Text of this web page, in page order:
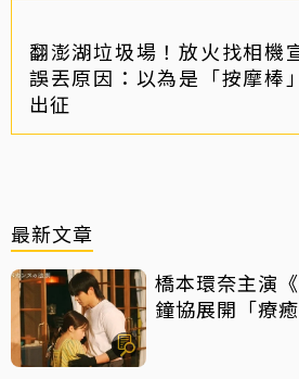
翻澎湖垃圾場！放火找相
誤丟原因：以為是「按摩
出征
最新文章
橋本環奈主演
鐘協展開「療